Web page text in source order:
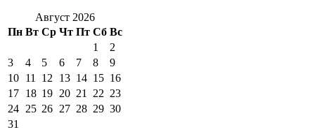
Август 2026
Пн Вт Ср Чт Пт Сб Вс
1
2
3
4 5 6 7 8
9
10 11 12 13 14 15 16
17 18 19 20 21 22 23
24 25 26 27 28 29 30
31